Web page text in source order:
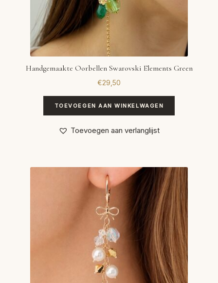
Handgemaakte Oorbellen Swarovski Elements Green
€29,50
TOEVOEGEN AAN WINKELWAGEN
Toevoegen aan verlanglijst